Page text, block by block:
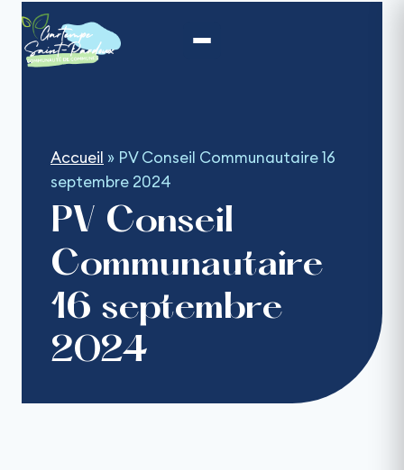
contenu
Accueil » PV Conseil Communautaire 16
septembre 2024
PV Conseil
Communautaire
16 septembre
2024